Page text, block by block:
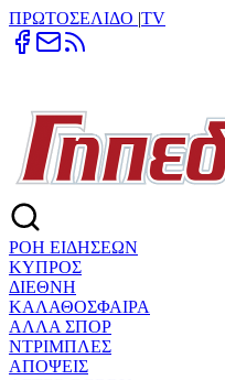
ΠΡΩΤΟΣΕΛΙΔΟ |TV
ΡΟΗ ΕΙΔΗΣΕΩΝ
ΚΥΠΡΟΣ
ΔΙΕΘΝΗ
ΚΑΛΑΘΟΣΦΑΙΡΑ
ΑΛΛΑ ΣΠΟΡ
ΝΤΡΙΜΠΛΕΣ
ΑΠΟΨΕΙΣ